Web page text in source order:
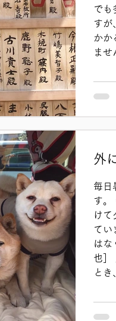
でも
すが
かか
ませ
どち
関東
う
ない
ろみ
い
ズな
私の
外
毎日
す。
けて
てい
はな
也］
と
実態
て庶